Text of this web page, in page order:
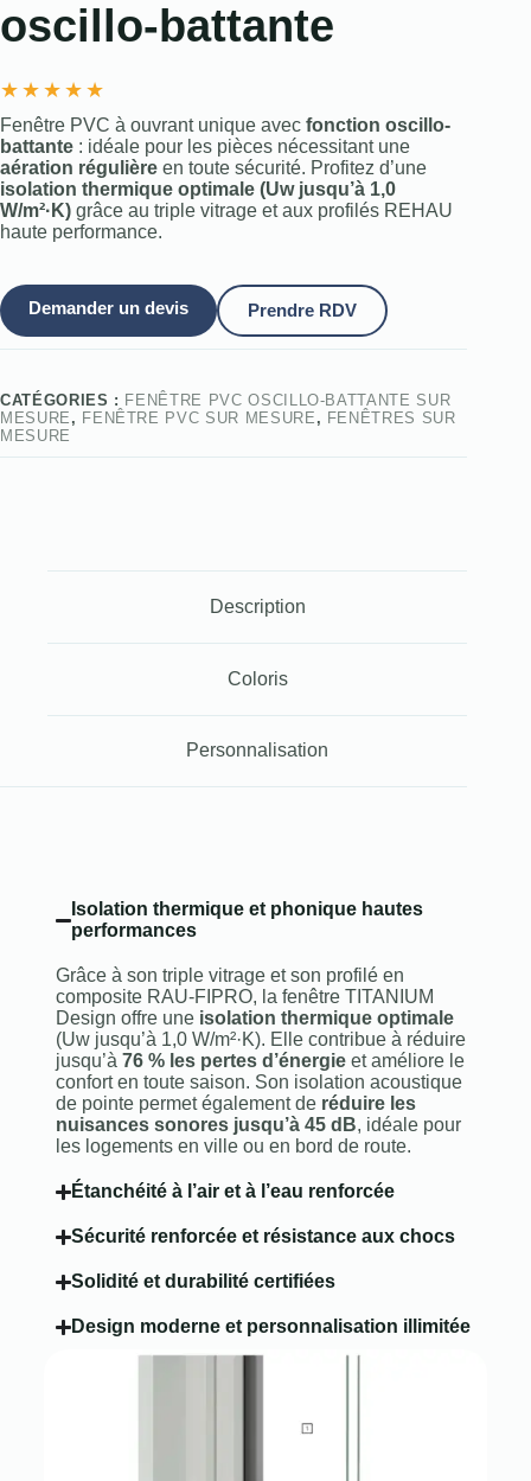
oscillo-battante
★ ★ ★ ★ ★
Fenêtre PVC à ouvrant unique avec fonction oscillo-
battante : idéale pour les pièces nécessitant une
aération régulière en toute sécurité. Profitez d’une
isolation thermique optimale (Uw jusqu’à 1,0
W/m²·K) grâce au triple vitrage et aux profilés REHAU
haute performance.
Demander un devis Prendre RDV
CATÉGORIES : FENÊTRE PVC OSCILLO-BATTANTE SUR
MESURE , FENÊTRE PVC SUR MESURE , FENÊTRES SUR
MESURE
Description
Coloris
Personnalisation
Isolation thermique et phonique hautes
performances
Grâce à son triple vitrage et son profilé en
composite RAU‑FIPRO, la fenêtre TITANIUM
Design offre une isolation thermique optimale
(Uw jusqu’à 1,0 W/m²·K). Elle contribue à réduire
jusqu’à 76 % les pertes d’énergieet améliore le
confort en toute saison. Son isolation acoustique
de pointe permet également de réduire les
nuisances sonores jusqu’à 45 dB, idéale pour
les logements en ville ou en bord de route.
Étanchéité à l’air et à l’eau renforcée
Sécurité renforcée et résistance aux chocs
Solidité et durabilité certifiées
Design moderne et personnalisation illimitée